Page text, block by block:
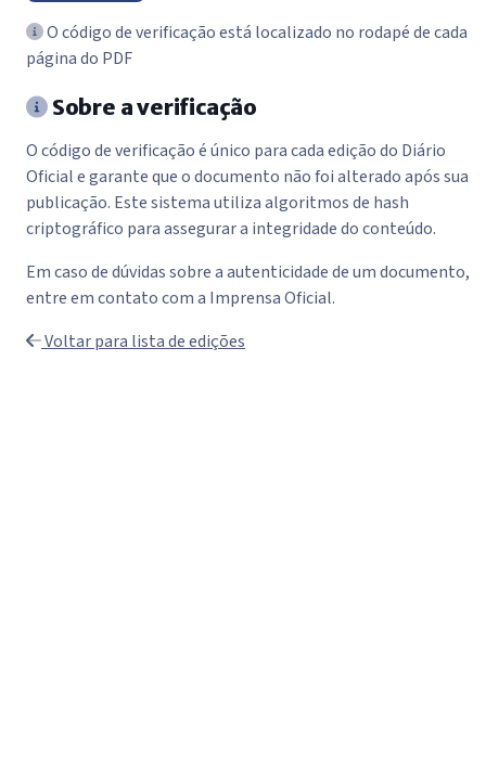
O código de verificação está localizado no rodapé de cada
página do PDF
Sobre a verificação
O código de verificação é único para cada edição do Diário
Oficial e garante que o documento não foi alterado após sua
publicação. Este sistema utiliza algoritmos de hash
criptográfico para assegurar a integridade do conteúdo.
Em caso de dúvidas sobre a autenticidade de um documento,
entre em contato com a Imprensa Oficial.
Voltar para lista de edições